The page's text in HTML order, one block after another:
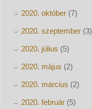
2020. október(7)
2020. szeptember(3)
2020. július (5)
2020. május (2)
2020. március (2)
2020. február(5)